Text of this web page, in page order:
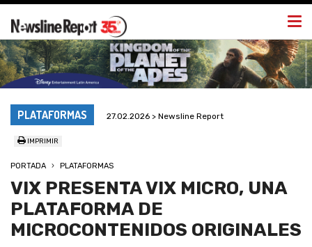
PLATAFORMAS 27.02.2026 > Newsline Report
IMPRIMIR
PORTADA PLATAFORMAS
VIX PRESENTA VIX MICRO, UNA
PLATAFORMA DE
MICROCONTENIDOS ORIGINALES